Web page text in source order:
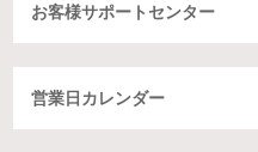
お客様サポートセンター
営業日カレンダー